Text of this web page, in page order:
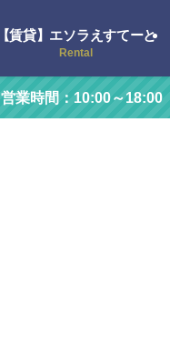
【賃貸】エソラえすてーと
Rental
営業時間：10:00～18:00